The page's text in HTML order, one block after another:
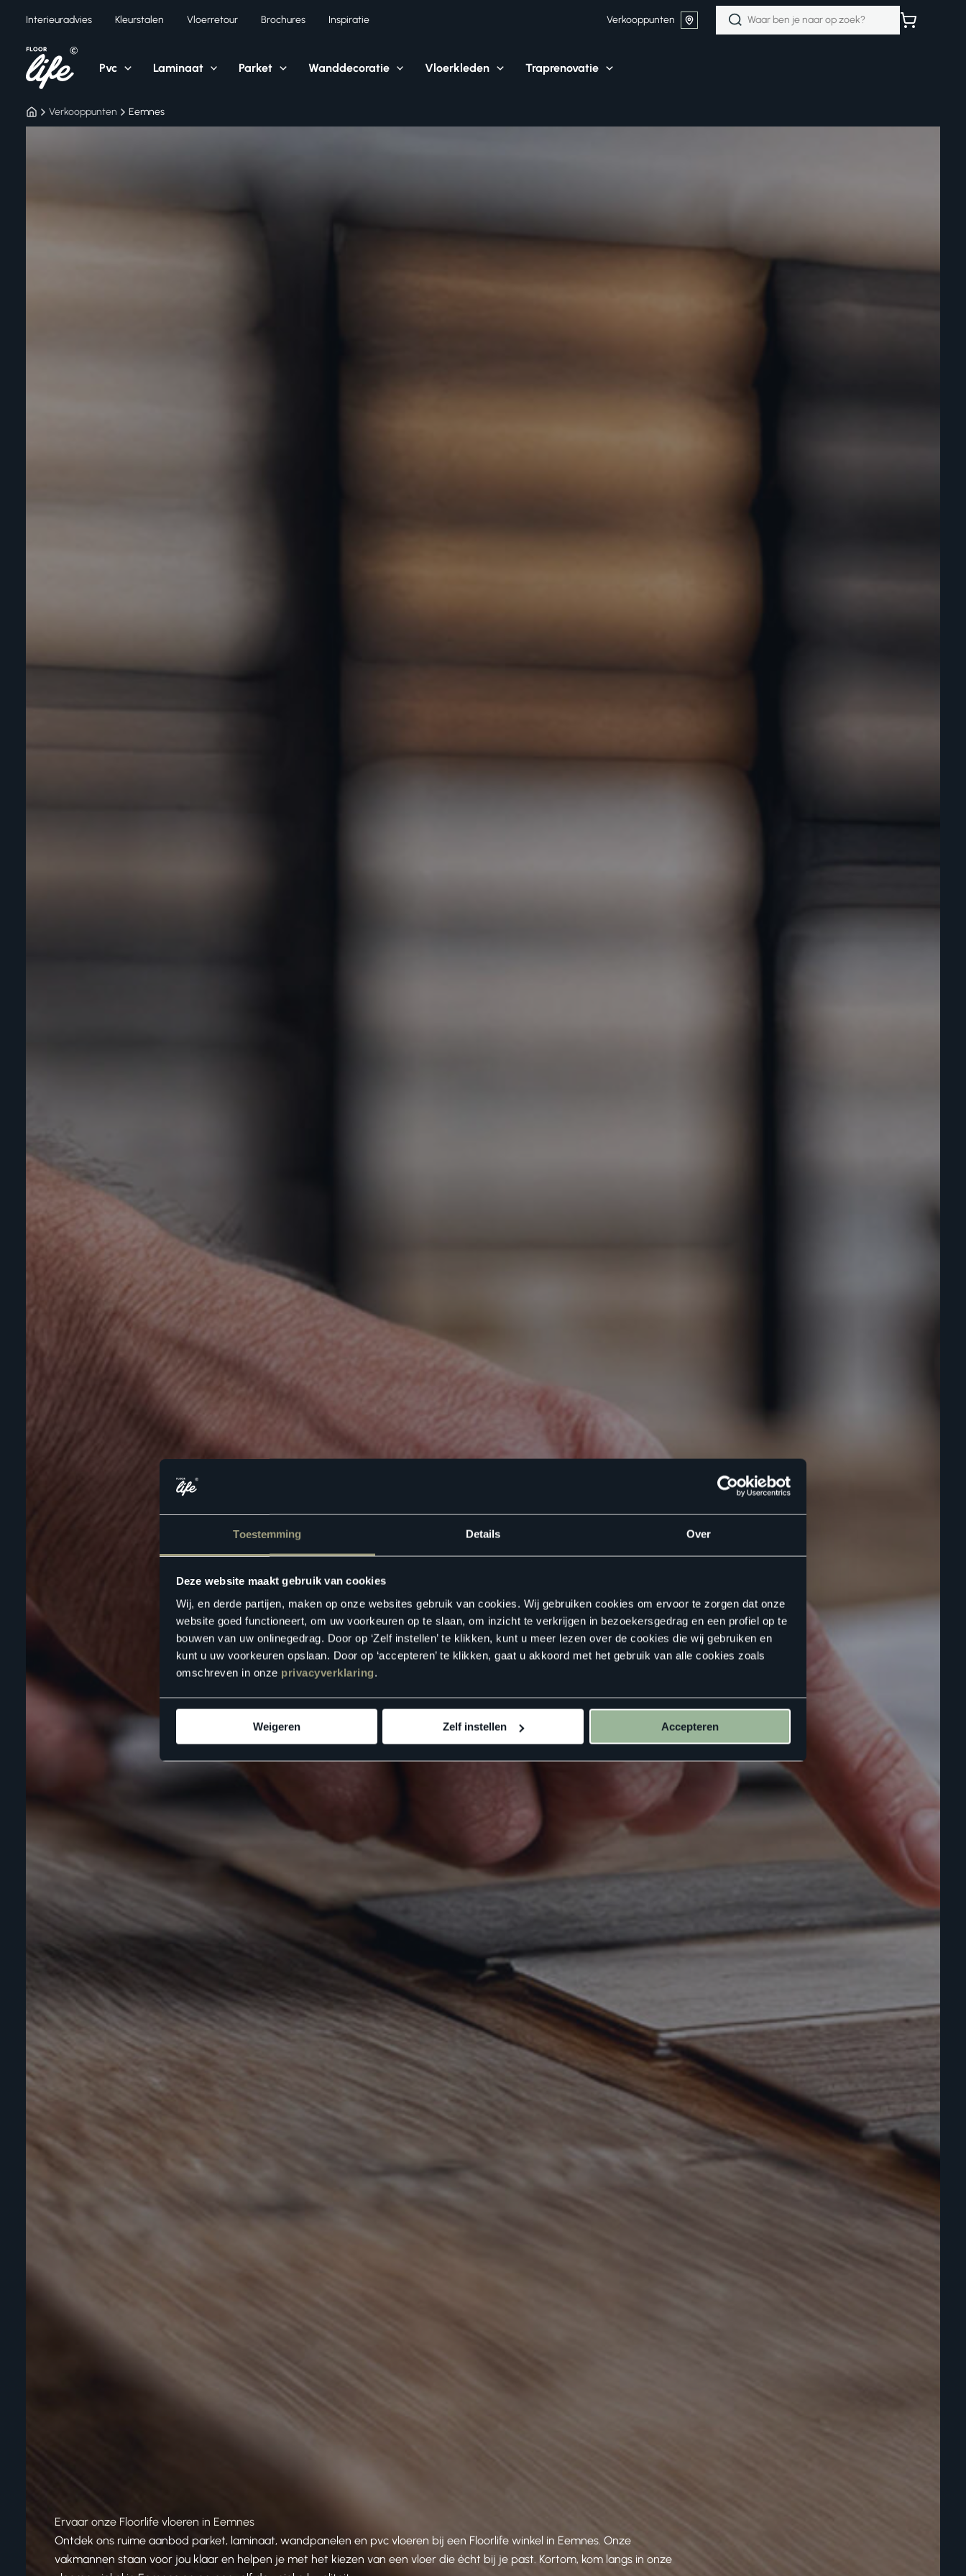
Toestemming Details Over
Deze website maakt gebruik van cookies
Wij, en derde partijen, maken op onze websites gebruik van cookies. Wij gebruiken cookies om ervoor te zorgen dat onze
website goed functioneert, om uw voorkeuren op te slaan, om inzicht te verkrijgen in bezoekersgedrag en een profiel op te
bouwen van uw onlinegedrag. Door op ‘Zelf instellen’ te klikken, kunt u meer lezen over de cookies die wij gebruiken en
kunt u uw voorkeuren opslaan. Door op ‘accepteren’ te klikken, gaat u akkoord met het gebruik van alle cookies zoals
omschreven in onze privacyverklaring.
Weigeren Zelf instellen Accepteren
inhoud
Interieuradvies Kleurstalen Vloerretour Brochures Inspiratie Verkooppunten
Zoeken
naar:
Pvc Laminaat Parket Wanddecoratie Vloerkleden Traprenovatie
Verkooppunten Eemnes
Ervaar onze Floorlife vloeren in Eemnes
Ontdek ons ruime aanbod parket, laminaat, wandpanelen en pvc vloeren bij een Floorlife winkel in Eemnes. Onze
vakmannen staan voor jou klaar en helpen je met het kiezen van een vloer die écht bij je past. Kortom, kom langs in onze